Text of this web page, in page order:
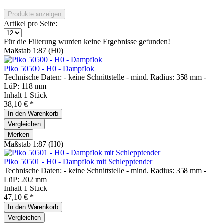
Produkte anzeigen
Artikel pro Seite:
Für die Filterung wurden keine Ergebnisse gefunden!
Maßstab 1:87 (H0)
Piko 50500 - H0 - Dampflok
Technische Daten: - keine Schnittstelle - mind. Radius: 358 mm -
LüP: 118 mm
Inhalt 1 Stück
38,10 € *
In den Warenkorb
Vergleichen
Merken
Maßstab 1:87 (H0)
Piko 50501 - H0 - Dampflok mit Schlepptender
Technische Daten: - keine Schnittstelle - mind. Radius: 358 mm -
LüP: 202 mm
Inhalt 1 Stück
47,10 € *
In den Warenkorb
Vergleichen